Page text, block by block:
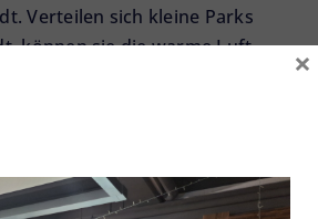
Verteilen sich kleine Parks
können sie die warme Luft
×